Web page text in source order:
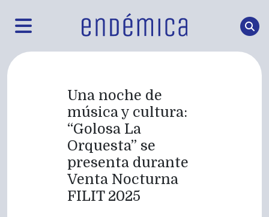
Una noche de
música y cultura:
“Golosa La
Orquesta” se
presenta durante
Venta Nocturna
FILIT 2025